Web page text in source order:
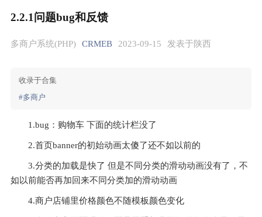
2.2.1问题bug和反馈
多商户系统(PHP) CRMEB 2023-09-15 发表于陕西
收录于合集
#多商户
1.bug：购物车 下面的统计栏没了
2.首页banner的初始动画太傻了还不如以前的
3.分类的加载是快了 但是不同分类的滑动动画没有了，不
如以前能否再加回来不同分类加的滑动动画
4.商户店铺里价格颜色不随模板颜色变化